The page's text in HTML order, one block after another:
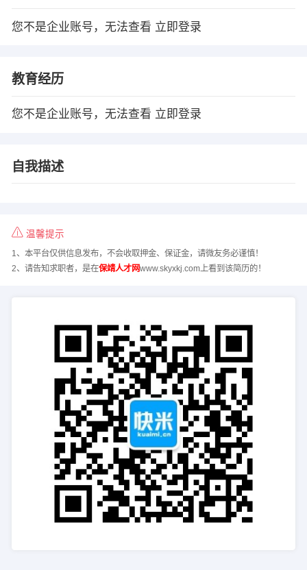
您不是企业账号，无法查看 立即登录
教育经历
您不是企业账号，无法查看 立即登录
自我描述
温馨提示
1、本平台仅供信息发布，不会收取押金、保证金，请微友务必谨慎！
2、请告知求职者，是在保靖人才网www.skyxkj.com上看到该简历的！